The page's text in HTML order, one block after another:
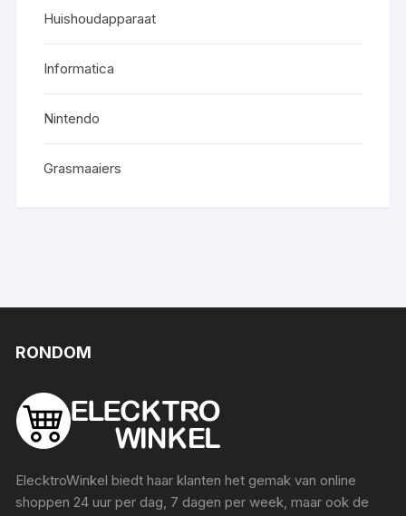
Huishoudapparaat
Informatica
Nintendo
Grasmaaiers
RONDOM
ElecktroWinkel biedt haar klanten het gemak van online
shoppen 24 uur per dag, 7 dagen per week, maar ook de